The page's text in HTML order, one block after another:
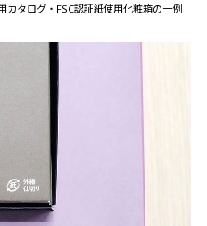
カタログ・FSC認証紙使用化粧箱の一例